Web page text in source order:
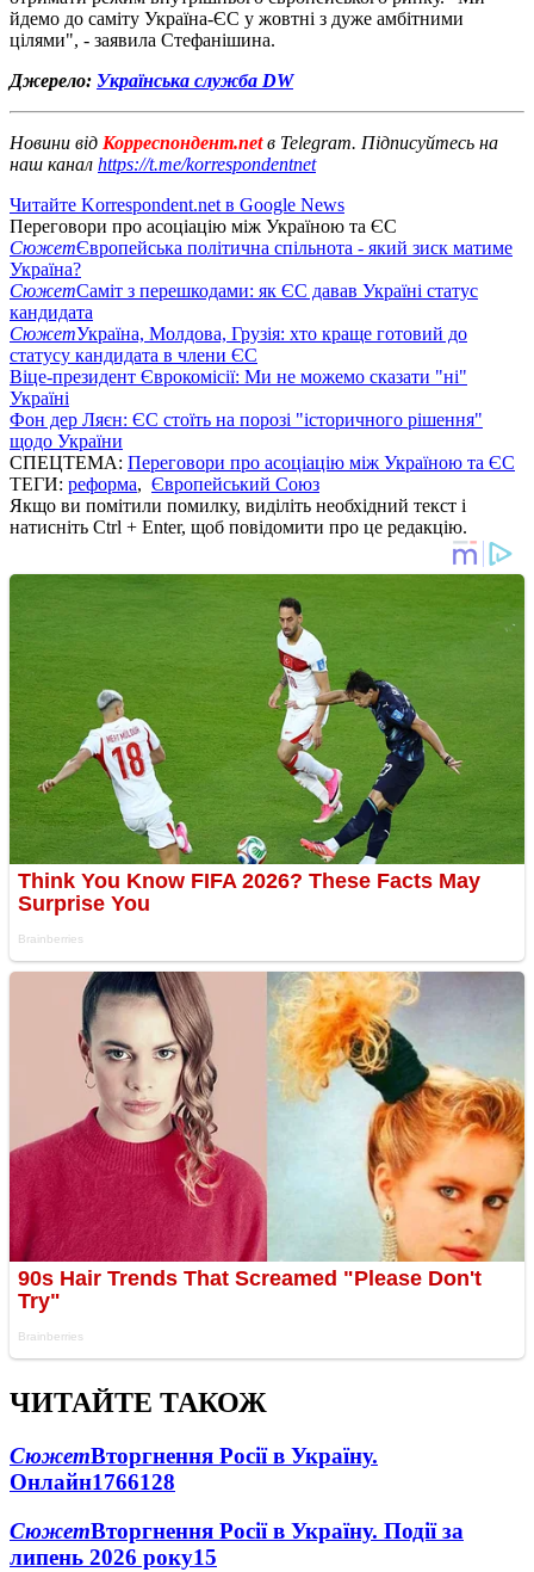
йдемо до саміту Україна-ЄС у жовтні з дуже амбітними
цілями", - заявила Стефанішина.
Джерело: Українська служба DW
Новини від Корреспондент.netв Telegram. Підписуйтесь на
наш канал https://t.me/korrespondentnet
Читайте Korrespondent.net в Google News
Переговори про асоціацію між Україною та ЄС
СюжетЄвропейська політична спільнота - який зиск матиме
Україна?
СюжетСаміт з перешкодами: як ЄС давав Україні статус
кандидата
СюжетУкраїна, Молдова, Грузія: хто краще готовий до
статусу кандидата в члени ЄС
Віце-президент Єврокомісії: Ми не можемо сказати "ні"
Україні
Фон дер Ляєн: ЄС стоїть на порозі "історичного рішення"
щодо України
СПЕЦТЕМА: Переговори про асоціацію між Україною та ЄС
ТЕГИ: реформа, Європейський Союз
Якщо ви помітили помилку, виділіть необхідний текст і
натисніть Ctrl + Enter, щоб повідомити про це редакцію.
ЧИТАЙТЕ ТАКОЖ
СюжетВторгнення Росії в Україну.
Онлайн1766128
СюжетВторгнення Росії в Україну. Події за
липень 2026 року15